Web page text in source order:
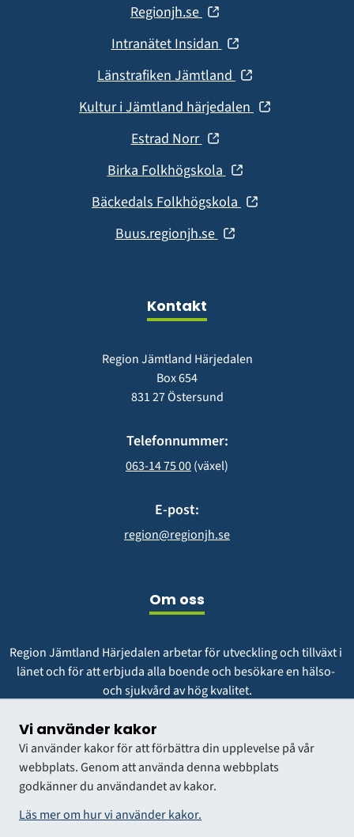
Vi använder kakor
Vi använder kakor för att förbättra din upplevelse på vår
webbplats. Genom att använda denna webbplats
godkänner du användandet av kakor.
Läs mer om hur vi använder kakor.
Regionjh.se (öppnas
nytt
fönster)
Intranätet Insidan (öppnas
nytt
fönster)
Länstrafiken Jämtland (öppnas
nytt
Kultur i Jämtland härjedalen (öppnas
Estrad Norr (öppnas
nytt
fönster)
Birka Folkhögskola (öppnas
nytt
fönster)
Bäckedals Folkhögskola (öppnas
Buus.regionjh.se (öppnas
Kontakt
Region Jämtland Härjedalen
Box 654
831 27 Östersund
Telefonnummer:
063-14 75 00 (växel)
E-post:
region@regionjh.se
Om oss
Region Jämtland Härjedalen arbetar för utveckling och tillväxt i
länet och för att erbjuda alla boende och besökare en hälso-
och sjukvård av hög kvalitet.
Vår vision är att vara en region att längta till och växa i.